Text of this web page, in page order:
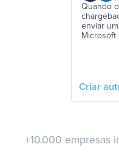
Quando
enviar
Microsoft
Criar
+10.000 empresas